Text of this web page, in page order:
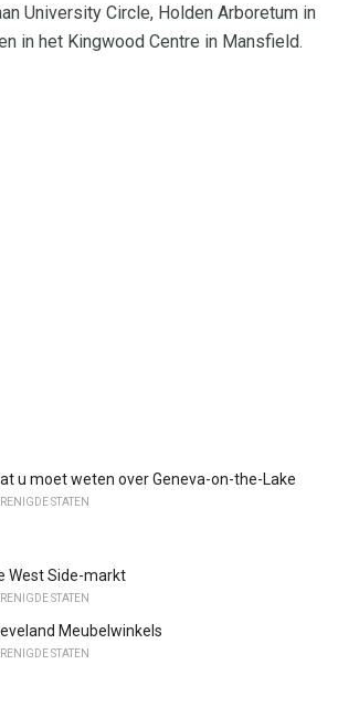
University Circle, Holden Arboretum in
in het Kingwood Centre in Mansfield.
u moet weten over Geneva-on-the-Lake
STATEN
West Side-markt
STATEN
Meubelwinkels
STATEN